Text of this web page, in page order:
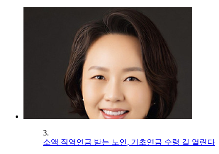
3.
소액 직역연금 받는 노인, 기초연금 수령 길 열린다